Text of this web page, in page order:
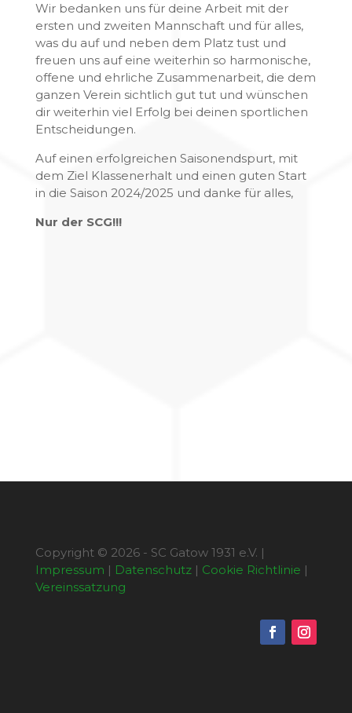
Wir bedanken uns für deine Arbeit mit der
ersten und zweiten Mannschaft und für alles,
was du auf und neben dem Platz tust und
freuen uns auf eine weiterhin so harmonische,
offene und ehrliche Zusammenarbeit, die dem
ganzen Verein sichtlich gut tut und wünschen
dir weiterhin viel Erfolg bei deinen sportlichen
Entscheidungen.
Auf einen erfolgreichen Saisonendspurt, mit
dem Ziel Klassenerhalt und einen guten Start
in die Saison 2024/2025 und danke für alles,
Nur der SCG!!!
Copyright © 2026 - SC Gatow 1931 e.V. |
Impressum | Datenschutz| Cookie Richtlinie |
Vereinssatzung